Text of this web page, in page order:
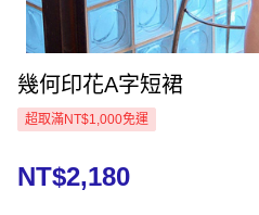
幾何印花A字短裙
超取滿NT$1,000免運
NT$2,180